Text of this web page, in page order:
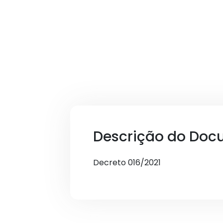
Descrição do
Decreto 016/2021